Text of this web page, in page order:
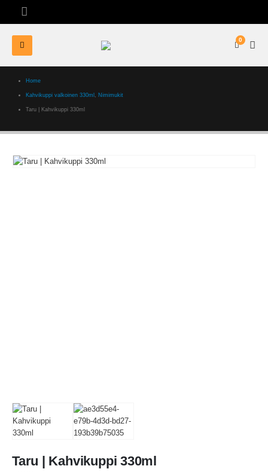
0
Home
Kahvikuppi valkoinen 330ml , Nimimukit
Taru | Kahvikuppi 330ml
Taru | Kahvikuppi 330ml